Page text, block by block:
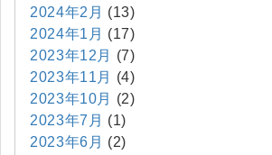
2024年2月 (13)
2024年1月 (17)
2023年12月
(7)
2023年11月
(4)
2023年10月
(2)
2023年7月 (1)
2023年6月 (2)